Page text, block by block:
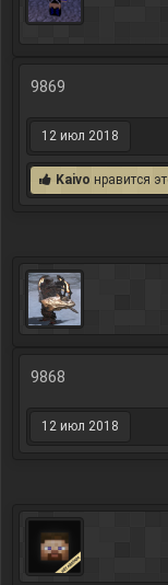
9869
12 июл 2018
Kaivo нравится
9868
12 июл 2018